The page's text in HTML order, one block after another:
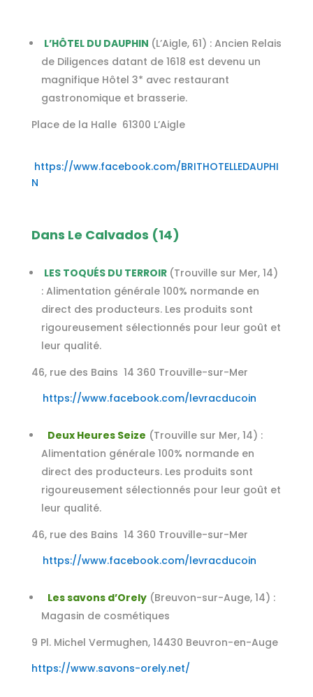
L’HÔTEL DU DAUPHIN (L’Aigle, 61) : Ancien Relais
de Diligences datant de 1618 est devenu un
magnifique Hôtel 3* avec restaurant
gastronomique et brasserie.
Place de la Halle 61300 L’Aigle
https://www.facebook.com/BRITHOTELLEDAUPHI
N
Dans Le Calvados (14)
LES TOQUÉS DU TERROIR (Trouville sur Mer, 14)
: Alimentation générale 100% normande en
direct des producteurs. Les produits sont
rigoureusement sélectionnés pour leur goût et
leur qualité.
46, rue des Bains 14 360 Trouville-sur-Mer
https://www.facebook.com/levracducoin
Deux Heures Seize (Trouville sur Mer, 14) :
Alimentation générale 100% normande en
direct des producteurs. Les produits sont
rigoureusement sélectionnés pour leur goût et
leur qualité.
46, rue des Bains 14 360 Trouville-sur-Mer
https://www.facebook.com/levracducoin
Les savons d’Orely (Breuvon-sur-Auge, 14) :
Magasin de cosmétiques
9 Pl. Michel Vermughen, 14430 Beuvron-en-Auge
https://www.savons-orely.net/